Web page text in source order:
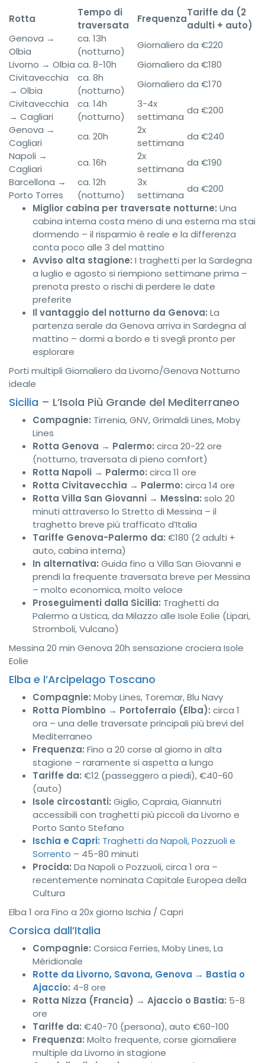
Rotta
Tempo di
traversata
Frequenza
Tariffe da (2
adulti + auto)
Genova →
Olbia
ca. 13h
(notturno)
Giornaliero da €220
Livorno → Olbia ca. 8-10h Giornaliero da €180
Civitavecchia
→ Olbia
ca. 8h
(notturno)
Giornaliero da €170
Civitavecchia
→ Cagliari
ca. 14h
(notturno)
3-4x
settimana
da €200
Genova →
Cagliari
ca. 20h
2x
settimana
da €240
Napoli →
Cagliari
ca. 16h
2x
settimana
da €190
Barcellona →
Porto Torres
ca. 12h
(notturno)
3x
settimana
da €200
Miglior cabina per traversate notturne: Una
cabina interna costa meno di una esterna ma stai
dormendo – il risparmio è reale e la differenza
conta poco alle 3 del mattino
Avviso alta stagione: I traghetti per la Sardegna
a luglio e agosto si riempiono settimane prima –
prenota presto o rischi di perdere le date
preferite
Il vantaggio del notturno da Genova: La
partenza serale da Genova arriva in Sardegna al
mattino – dormi a bordo e ti svegli pronto per
esplorare
Porti multipli Giornaliero da Livorno/Genova Notturno
ideale
Sicilia – L’Isola Più Grande del Mediterraneo
Compagnie: Tirrenia, GNV, Grimaldi Lines, Moby
Lines
Rotta Genova → Palermo: circa 20-22 ore
(notturno, traversata di pieno comfort)
Rotta Napoli → Palermo: circa 11 ore
Rotta Civitavecchia → Palermo: circa 14 ore
Rotta Villa San Giovanni → Messina: solo 20
minuti attraverso lo Stretto di Messina – il
traghetto breve più trafficato d’Italia
Tariffe Genova-Palermo da: €180 (2 adulti +
auto, cabina interna)
In alternativa: Guida fino a Villa San Giovanni e
prendi la frequente traversata breve per Messina
– molto economica, molto veloce
Proseguimenti dalla Sicilia: Traghetti da
Palermo a Ustica, da Milazzo alle Isole Eolie (Lipari,
Stromboli, Vulcano)
Messina 20 min Genova 20h sensazione crociera Isole
Eolie
Elba e l’Arcipelago Toscano
Compagnie: Moby Lines, Toremar, Blu Navy
Rotta Piombino → Portoferraio (Elba): circa 1
ora – una delle traversate principali più brevi del
Mediterraneo
Frequenza: Fino a 20 corse al giorno in alta
stagione – raramente si aspetta a lungo
Tariffe da: €12 (passeggero a piedi), €40-60
(auto)
Isole circostanti: Giglio, Capraia, Giannutri
accessibili con traghetti più piccoli da Livorno e
Porto Santo Stefano
Ischia e Capri: Traghetti da Napoli, Pozzuoli e
Sorrento – 45-80 minuti
Procida: Da Napoli o Pozzuoli, circa 1 ora –
recentemente nominata Capitale Europea della
Cultura
Elba 1 ora Fino a 20x giorno Ischia / Capri
Corsica dall’Italia
Compagnie: Corsica Ferries, Moby Lines, La
Méridionale
Rotte da Livorno, Savona, Genova → Bastia o
Ajaccio: 4-8 ore
Rotta Nizza (Francia) → Ajaccio o Bastia: 5-8
ore
Tariffe da: €40-70 (persona), auto €60-100
Frequenza: Molto frequente, corse giornaliere
multiple da Livorno in stagione